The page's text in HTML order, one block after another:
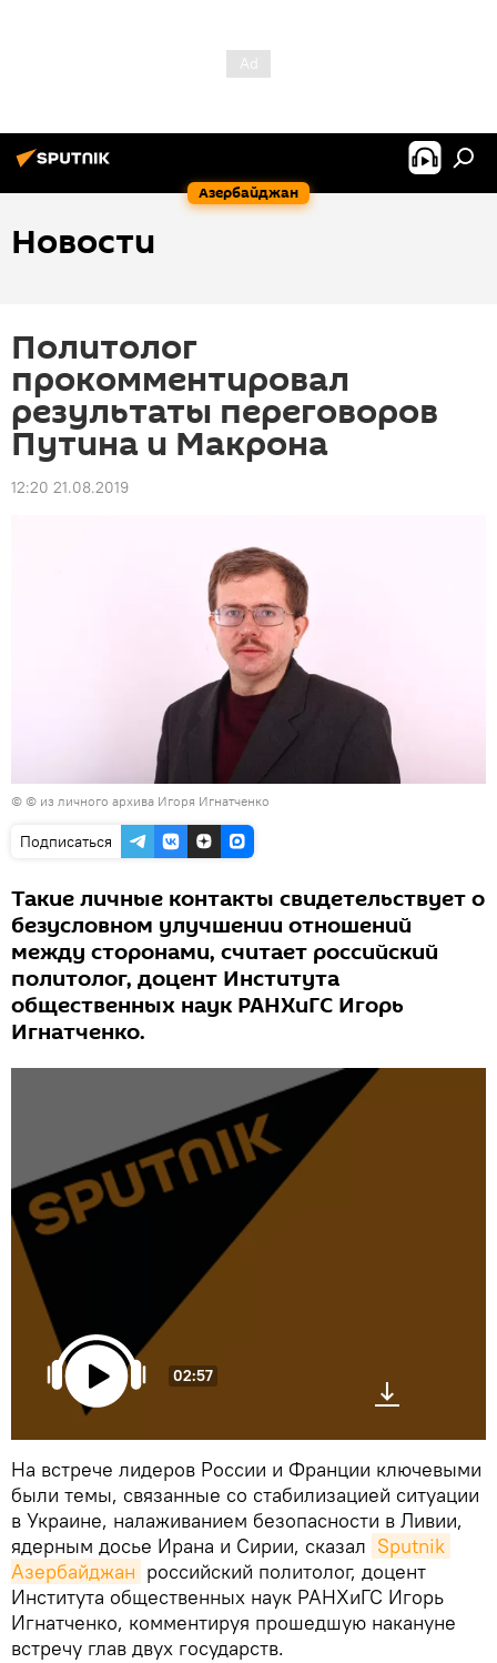
Азербайджан
Новости
Политолог
прокомментировал
результаты переговоров
Путина и Макрона
12:20 21.08.2019
© © из личного архива Игоря Игнатченко
Подписаться
Такие личные контакты свидетельствует о
безусловном улучшении отношений
между сторонами, считает российский
политолог, доцент Института
общественных наук РАНХиГС Игорь
Игнатченко.
02:57
На встрече лидеров России и Франции ключевыми
были темы, связанные со стабилизацией ситуации
в Украине, налаживанием безопасности в Ливии,
ядерным досье Ирана и Сирии, сказал Sputnik
Азербайджан российский политолог, доцент
Института общественных наук РАНХиГС Игорь
Игнатченко, комментируя прошедшую накануне
встречу глав двух государств.